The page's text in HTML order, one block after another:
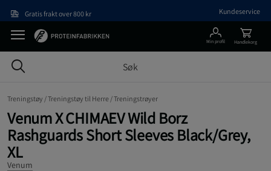
Gratis frakt over 800 kr Kundeservice
Min profil Handlekorg
Treningstøy /Treningstøy til Herre /Treningstrøyer
Venum X CHIMAEV Wild Borz
Rashguards Short Sleeves Black/Grey,
XL
Venum